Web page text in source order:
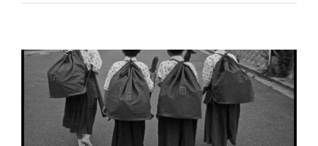
des
le
13
septembre
2025